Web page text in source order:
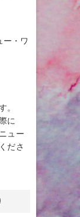
ー・ワ
。
に
ュー
ださ